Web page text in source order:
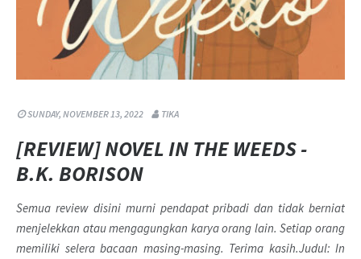
SUNDAY, NOVEMBER 13, 2022 TIKA
[REVIEW] NOVEL IN THE WEEDS -
B.K. BORISON
Semua review disini murni pendapat pribadi dan tidak berniat
menjelekkan atau mengagungkan karya orang lain. Setiap orang
memiliki selera bacaan masing-masing. Terima kasih.Judul: In